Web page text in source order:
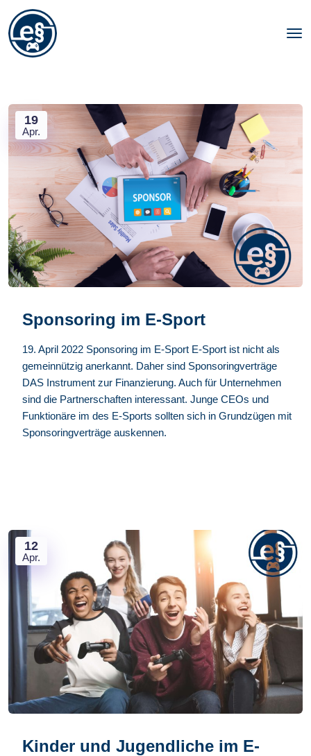
19
Apr.
Sponsoring im E-Sport
19. April 2022 Sponsoring im E-Sport E-Sport ist nicht als
gemeinnützig anerkannt. Daher sind Sponsoringverträge
DAS Instrument zur Finanzierung. Auch für Unternehmen
sind die Partnerschaften interessant. Junge CEOs und
Funktionäre im des E-Sports sollten sich in Grundzügen mit
Sponsoringverträge auskennen.
12
Apr.
Kinder und Jugendliche im E-